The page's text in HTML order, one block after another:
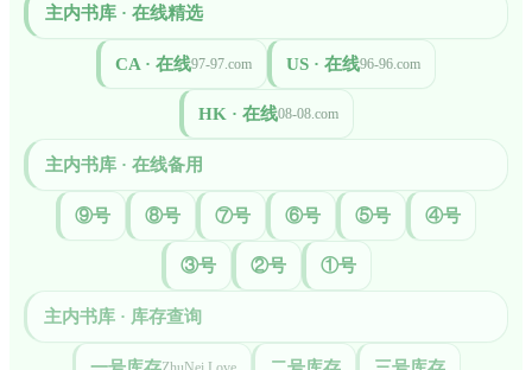
主内书库 · 在线精选
CA · 在线97-97.com US · 在线96-96.com
HK · 在线08-08.com
主内书库 · 在线备用
⑨号 ⑧号 ⑦号 ⑥号 ⑤号 ④号
③号 ②号 ①号
主内书库 · 库存查询